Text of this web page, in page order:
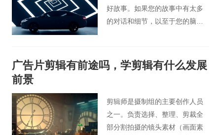
告已经成为企业品牌营销的新渠
道。
好故事。如果您的故事中有太多
的对话和细节，以至于您的脑袋
括对话和对情节的简要描述。
广告片剪辑有前途吗，学剪辑有什么发展
前景
剪辑师是摄制组的主要创作人员
之一。负责选择、整理、剪裁全
部分割拍摄的镜头素材（画面素